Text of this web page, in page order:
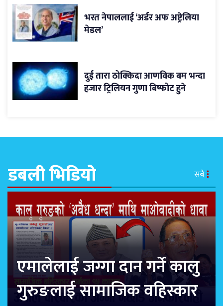
भरत नेपाललाई ‘अर्डर अफ अष्ट्रेलिया
मेडल’
दुई तारा ठोक्किदा आणविक बम भन्दा
हजार ट्रिलियन गुणा बिष्फोट हुने
डबली भिडियो सबै
एमालेलाई जग्गा दान गर्ने कालु
गुरुङलाई सामाजिक वहिस्कार